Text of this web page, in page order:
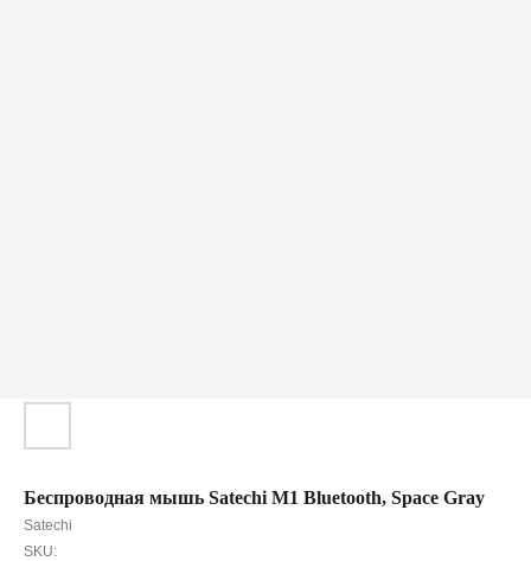
Беспроводная мышь Satechi M1 Bluetooth, Space Gray
Satechi
SKU: